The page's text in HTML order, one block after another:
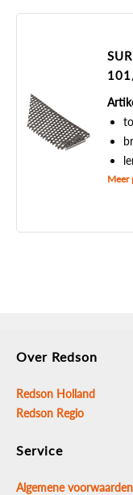
Meer
Over Redson
Redson Holland
Redson Regio
Service
Algemene voorwaarden